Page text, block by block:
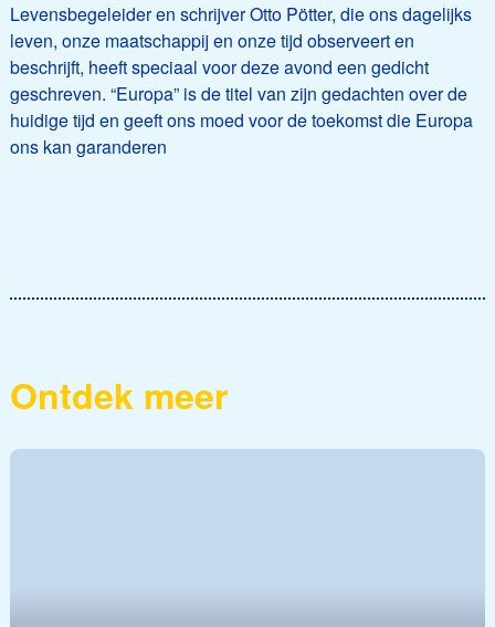
Levensbegeleider en schrijver Otto Pötter, die ons dagelijks
leven, onze maatschappij en onze tijd observeert en
beschrijft, heeft speciaal voor deze avond een gedicht
geschreven. “Europa” is de titel van zijn gedachten over de
huidige tijd en geeft ons moed voor de toekomst die Europa
ons kan garanderen
Ontdek meer